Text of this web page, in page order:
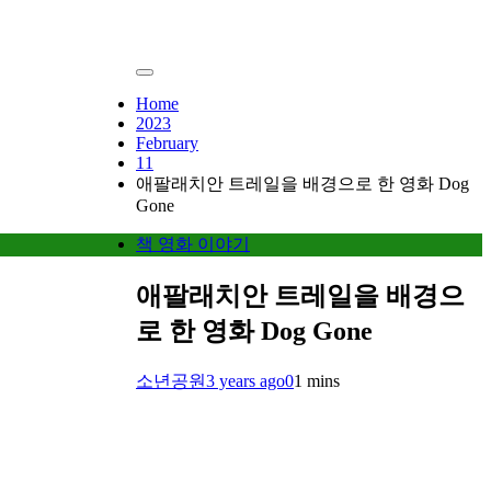
Home
2023
February
11
애팔래치안 트레일을 배경으로 한 영화 Dog
Gone
책 영화 이야기
애팔래치안 트레일을 배경으
로 한 영화 Dog Gone
소년공원3 years ago01 mins